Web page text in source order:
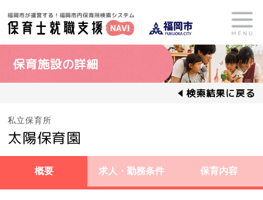
保育施設の詳細
検索結果に戻る
私立保育所
太陽保育園
概要 求人・勤務条件 保育内容